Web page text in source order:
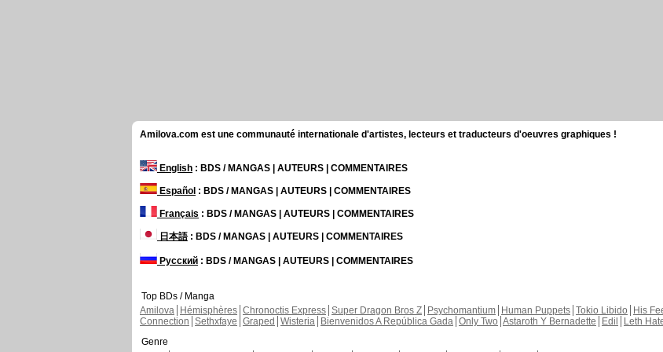
Amilova.com est une communauté internationale d'artistes, lecteurs et traducteurs d'oeuvres graphiques !
English : BDS / MANGAS | AUTEURS | COMMENTAIRES
Español : BDS / MANGAS | AUTEURS | COMMENTAIRES
Français : BDS / MANGAS | AUTEURS | COMMENTAIRES
日本語: BDS / MANGAS | AUTEURS | COMMENTAIRES
Русский : BDS / MANGAS | AUTEURS | COMMENTAIRES
Top BDs / Manga
Amilova
Hémisphères Chronoctis Express Super Dragon Bros Z Psychomantium Human Puppets Tokio Libido His
Connection Sethxfaye Graped Wisteria Bienvenidos A República Gada Only Two Astaroth Y Bernadette Edil Leth
Genre